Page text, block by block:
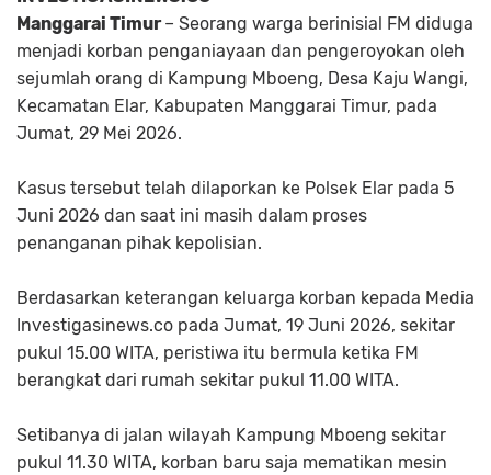
Manggarai Timur– Seorang warga berinisial FM diduga
menjadi korban penganiayaan dan pengeroyokan oleh
sejumlah orang di Kampung Mboeng, Desa Kaju Wangi,
Kecamatan Elar, Kabupaten Manggarai Timur, pada
Jumat, 29 Mei 2026.
Kasus tersebut telah dilaporkan ke Polsek Elar pada 5
Juni 2026 dan saat ini masih dalam proses
penanganan pihak kepolisian.
Berdasarkan keterangan keluarga korban kepada Media
Investigasinews.co pada Jumat, 19 Juni 2026, sekitar
pukul 15.00 WITA, peristiwa itu bermula ketika FM
berangkat dari rumah sekitar pukul 11.00 WITA.
Setibanya di jalan wilayah Kampung Mboeng sekitar
pukul 11.30 WITA, korban baru saja mematikan mesin